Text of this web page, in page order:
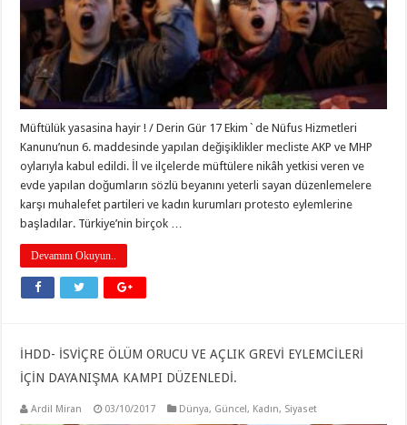
Müftülük yasasina hayir ! / Derin Gür 17 Ekim`de Nüfus Hizmetleri
Kanunu’nun 6. maddesinde yapılan değişiklikler mecliste AKP ve MHP
oylarıyla kabul edildi. İl ve ilçelerde müftülere nikâh yetkisi veren ve
evde yapılan doğumların sözlü beyanını yeterli sayan düzenlemelere
karşı muhalefet partileri ve kadın kurumları protesto eylemlerine
başladılar. Türkiye’nin birçok …
Devamını Okuyun..
İHDD- İSVİÇRE ÖLÜM ORUCU VE AÇLIK GREVİ EYLEMCİLERİ
İÇİN DAYANIŞMA KAMPI DÜZENLEDİ.
Ardil Miran 03/10/2017 Dünya, Güncel, Kadın, Siyaset